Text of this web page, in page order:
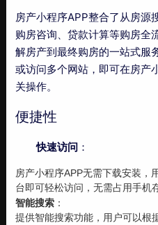
房产小程序APP整合了从房源
购房咨询、贷款计算等购房全
解房产到最终购房的一站式服
或访问多个网站，即可在房产
关操作。
便捷性
快速访问：
房产小程序APP无需下载安装，
台即可轻松访问，无需占用手机
智能搜索：
提供智能搜索功能，用户可以根